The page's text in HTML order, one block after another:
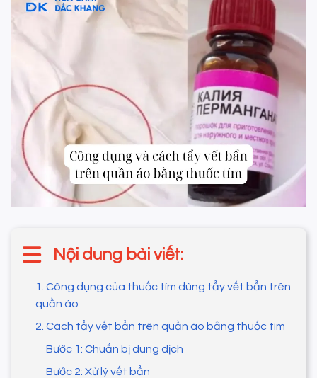
Nội dung bài viết:
1. Công dụng của thuốc tím dùng tẩy vết bẩn trên
quần áo
2. Cách tẩy vết bẩn trên quần áo bằng thuốc tím
Bước 1: Chuẩn bị dung dịch
Bước 2: Xử lý vết bẩn